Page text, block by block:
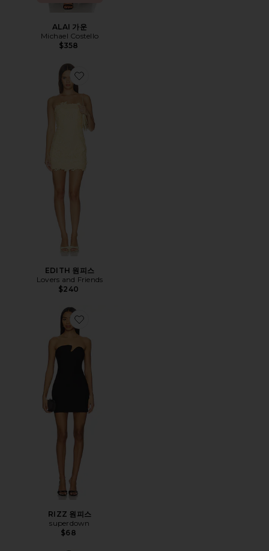
ALAI 가운
Michael Costello
$358
Favorite EDITH 원피스
EDITH 원피스
Lovers and Friends
$240
Favorite RIZZ 원피스
RIZZ 원피스
superdown
$68